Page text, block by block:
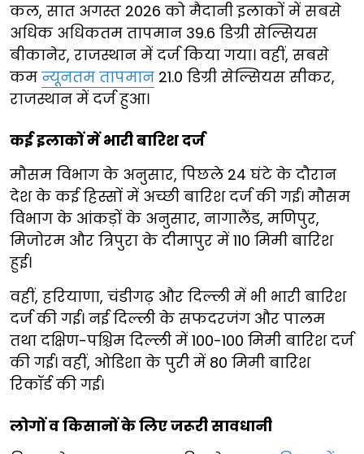
कल, सात अगस्त 2026 को मैदानी इलाकों में सबसे
अधिक अधिकतम तापमान 39.6 डिग्री सेल्सियस
बीकानेर, राजस्थान में दर्ज किया गया। वहीं, सबसे
कम न्यूनतम तापमान 21.0 डिग्री सेल्सियस सीकर,
राजस्थान में दर्ज हुआ।
कई इलाकों में भारी बारिश दर्ज
मौसम विभाग के अनुसार, पिछले 24 घंटे के दौरान
देश के कई हिस्सों में अच्छी बारिश दर्ज की गई। मौसम
विभाग के आंकड़ों के अनुसार, नागालैंड, मणिपुर,
मिजोरम और त्रिपुरा के दीमापुर में 110 मिमी बारिश
हुई।
वहीं, हरियाणा, चंडीगढ़ और दिल्ली में भी भारी बारिश
दर्ज की गई। नई दिल्ली के सफदरजंग और पालम
तथा दक्षिण-पश्चिम दिल्ली में 100-100 मिमी बारिश दर्ज
की गई। वहीं, ओडिशा के पुरी में 80 मिमी बारिश
रिकॉर्ड की गई।
लोगों व किसानों के लिए जरूरी सावधानी